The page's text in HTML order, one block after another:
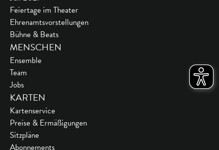
Feiertage im Theater
Ehrenamtsvorstellungen
Bühne & Beats
MENSCHEN
Ensemble
Team
Jobs
KARTEN
Kartenservice
Preise & Ermäßigungen
Sitzpläne
Abonnements